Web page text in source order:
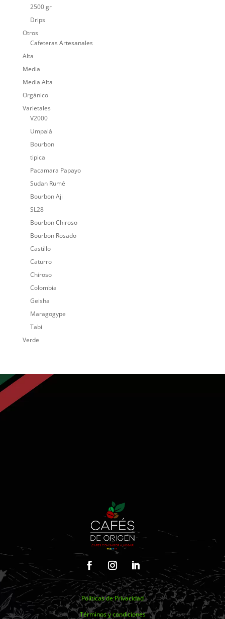
2500 gr
Drips
Otros
Cafeteras Artesanales
Alta
Media
Media Alta
Orgánico
Varietales
V2000
Umpalá
Bourbon
tipica
Pacamara Papayo
Sudan Rumé
Bourbon Aji
SL28
Bourbon Chiroso
Bourbon Rosado
Castillo
Caturro
Chiroso
Colombia
Geisha
Maragogype
Tabi
Verde
Políticas de Privacidad
Términos y condiciones